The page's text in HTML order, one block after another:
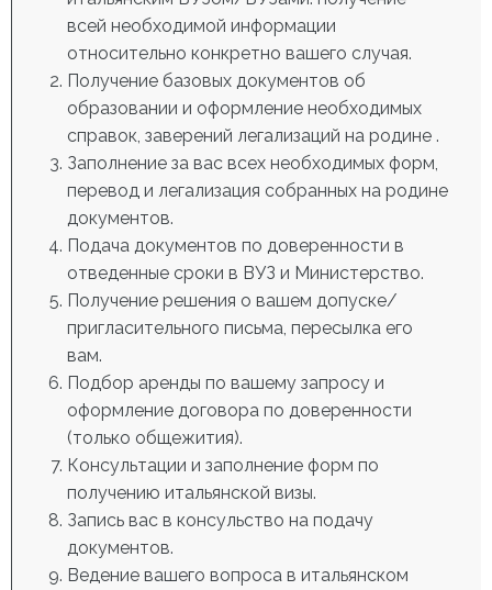
всей необходимой информации
относительно конкретно вашего случая.
Получение базовых документов об
образовании и оформление необходимых
справок, заверений легализаций на родине .
Заполнение за вас всех необходимых форм,
перевод и легализация собранных на родине
документов.
Подача документов по доверенности в
отведенные сроки в ВУЗ и Министерство.
Получение решения о вашем допуске/
пригласительного письма, пересылка его
вам.
Подбор аренды по вашему запросу и
оформление договора по доверенности
(только общежития).
Консультации и заполнение форм по
получению итальянской визы.
Запись вас в консульство на подачу
документов.
Ведение вашего вопроса в итальянском